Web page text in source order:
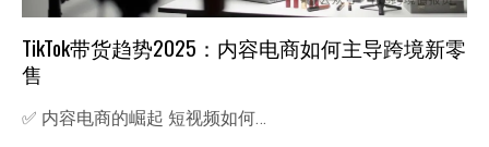
TikTok带货趋势2025：内容电商如何主导跨境新零
售
✅ 内容电商的崛起 短视频如何…